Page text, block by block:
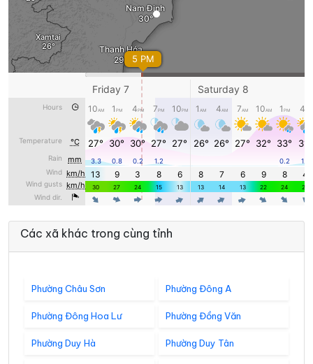
Các xã khác trong cùng tỉnh
Phường Châu Sơn Phường Đông A
Phường Đông Hoa Lư Phường Đồng Văn
Phường Duy Hà Phường Duy Tân